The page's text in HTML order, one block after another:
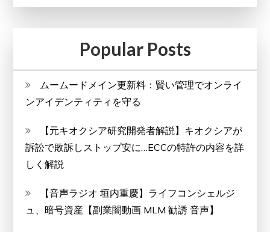
Popular Posts
ムームードメイン更新料：賢い管理でオンライ
ンアイデンティティを守る
【元キオクシア研究開発者解説】キオクシアが
訴訟で敗訴しストップ安に…ECCの特許の内容を詳
しく解説
【音声ラジオ 垣内重慶】ライフコンシェルジ
ュ、暗号資産【副業闇動画 MLM 勧誘 音声】